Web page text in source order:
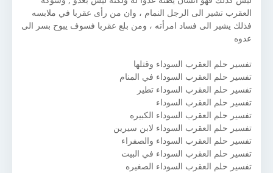
العقرب تشير الى الرجل النمام ، وان من رأى عقربا في ملابسه
فذلك يشير الى فساد امرأته ، ومن بلع عقربا فسوف يبوح بسر الى
عدوه
تفسير حلم العقرب السوداء وقتلها
تفسير حلم العقرب السوداء في المنام
تفسير حلم العقرب السوداء تطير
تفسير حلم العقرب السوداء
تفسير حلم العقرب السوداء الكبيره
تفسير حلم العقرب السوداء لابن سيرين
تفسير حلم العقرب السوداء والصفراء
تفسير حلم العقرب السوداء في البيت
تفسير حلم العقرب السوداء الصغيره